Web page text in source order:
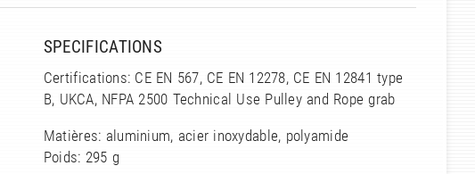
SPECIFICATIONS
Certifications: CE EN 567, CE EN 12278, CE EN 12841 type
B, UKCA, NFPA 2500 Technical Use Pulley and Rope grab
Matières: aluminium, acier inoxydable, polyamide
Poids: 295 g